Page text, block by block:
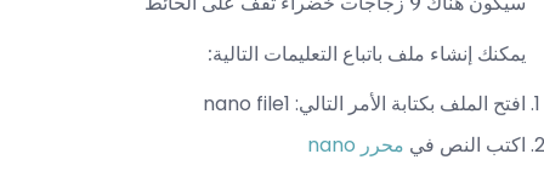
يمكنك إنشاء ملف باتباع التعليمات التالية:
افتح الملف بكتابة الأمر التالي: nano file1
اكتب النص في محرر nano